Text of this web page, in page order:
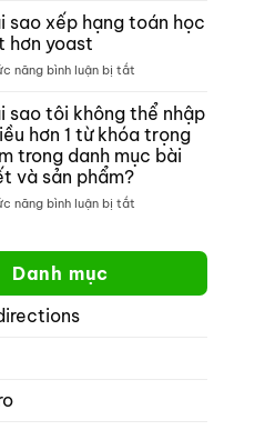
kiếm
một
thể
meta
soát
cách
hiển
thị
hội
sao xếp hạng toán học
hơn yoast
năng bình luận bị tắt
sao
xếp
hạng
toán
sao tôi không thể nhập
hơn 1 từ khóa trọng
trong danh mục bài
và sản phẩm?
năng bình luận bị tắt
thể
Danh mục